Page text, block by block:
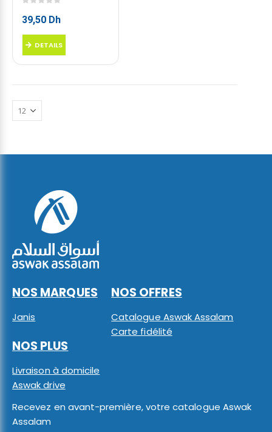
39,50 Dh
DETAILS
NOS MARQUES
Janis
NOS OFFRES
Catalogue Aswak Assalam
Carte fidélité
NOS PLUS
Livraison à domicile
Aswak drive
Recevez en avant-première, votre catalogue Aswak
Assalam